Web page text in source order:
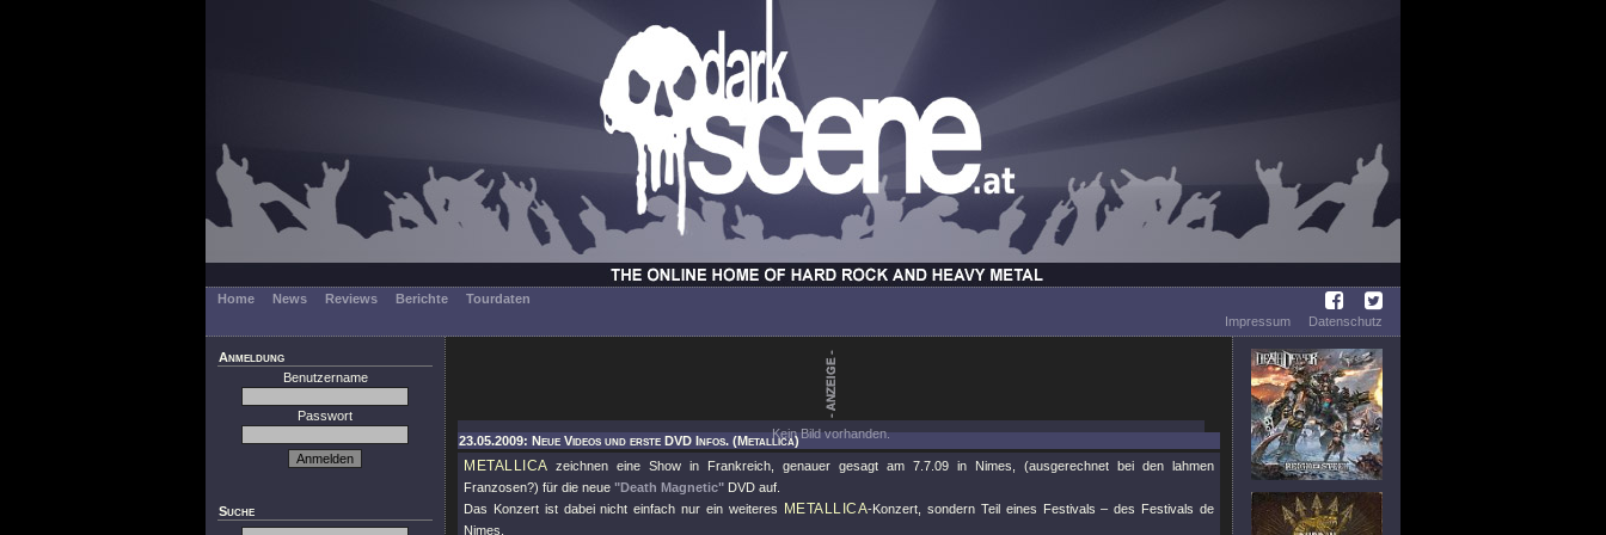
Home News Reviews Berichte
Tourdaten
Impressum
Datenschutz
Anmeldung
Benutzername
Passwort
Suche
Kein Bild vorhanden.
23.05.2009: Neue Videos und erste DVD Infos. (Metallica)
METALLICA zeichnen eine Show in Frankreich, genauer gesagt am 7.7.09 in Nimes, (ausgerechnet bei den lahmen
Franzosen?) für die neue "Death Magnetic" DVD auf.
Das Konzert ist dabei nicht einfach nur ein weiteres
METALLICA-Konzert, sondern Teil eines Festivals – des Festivals de
Nimes.